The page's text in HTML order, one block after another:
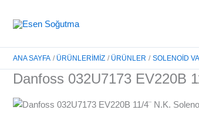
ANA SAYFA ÜRÜNLERIMIZ ÜRÜNLER SOLENOID
Danfoss 032U7173 EV220B